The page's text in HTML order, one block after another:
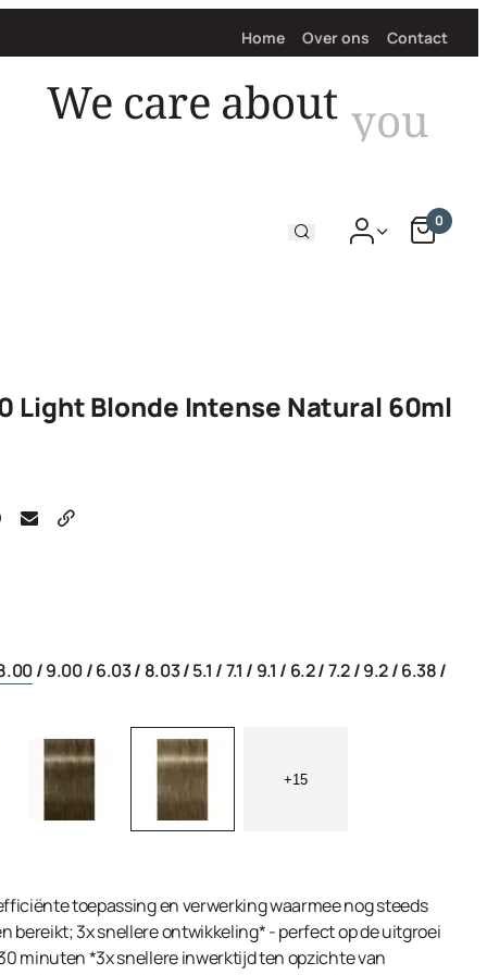
Home Over ons Contact
We care about hair
0
Light Blonde Intense Natural 60ml
/9.00/6.03/ 8.03/5.1 /7.1 / 9.1 / 6.2/7.2/9.2/6.38/
+15
toepassing en verwerking waarmee nog steeds
bereikt; 3x snellere ontwikkeling* - perfect op de uitgroei
minuten *3x snellere inwerktijd ten opzichte van